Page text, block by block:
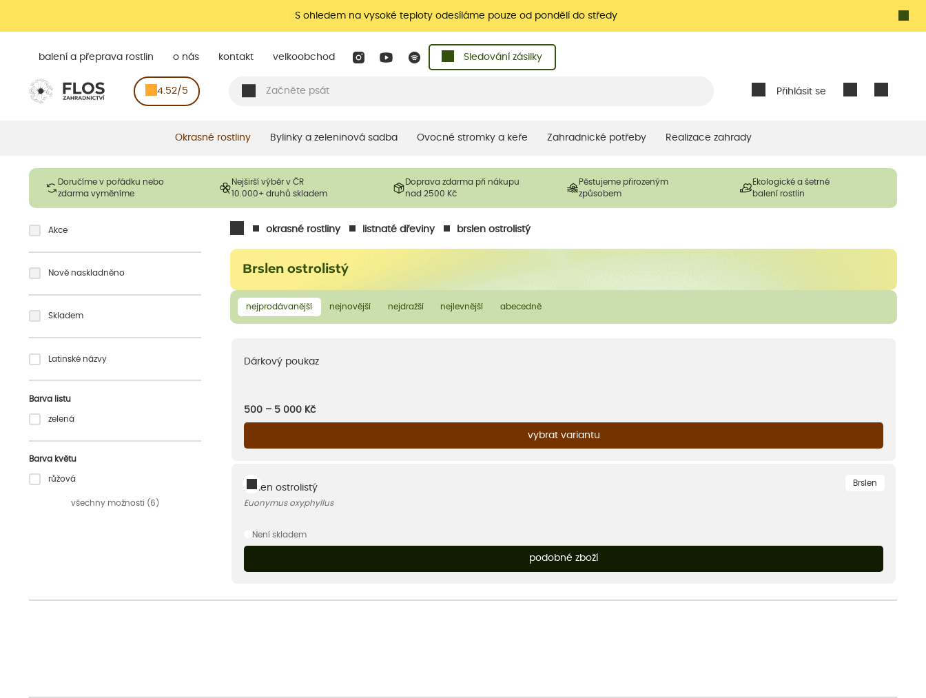
S ohledem na vysoké teploty odesíláme pouze od pondělí do středy
Přihlásit se
balení a přeprava rostlin o nás kontakt velkoobchod Sledování zásilky
4.52/5
Okrasné rostliny Bylinky a zeleninová sadba Ovocné stromky a keře Zahradnické potřeby Realizace zahrady
Doručíme v pořádku nebo
zdarma vyměníme
Nejširší výběr v ČR
10.000+ druhů skladem
Doprava zdarma při nákupu
nad 2500 Kč
Pěstujeme přirozeným
způsobem
Ekologické a šetrné
balení rostlin
okrasné rostliny listnaté dřeviny brslen ostrolistý
Brslen ostrolistý
nejprodávanější nejnovější nejdražší nejlevnější abecedně
Akce
Nově naskladněno
Skladem
Latinské názvy
Barva listu
zelená
Barva květu
růžová
všechny možnosti (6)
Dárkový poukaz
500 – 5 000 Kč
vybrat variantu
Brslen
Brslen ostrolistý
Euonymus oxyphyllus
Není skladem
podobné zboží